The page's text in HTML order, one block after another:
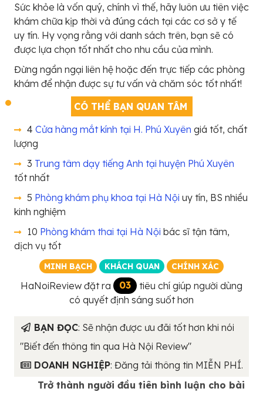
Sức khỏe là vốn quý, chính vì thế, hãy luôn ưu tiên việc
khám chữa kịp thời và đúng cách tại các cơ sở y tế
uy tín. Hy vọng rằng với danh sách trên, bạn sẽ có
được lựa chọn tốt nhất cho nhu cầu của mình.
Đừng ngần ngại liên hệ hoặc đến trực tiếp các phòng
khám để nhận được sự tư vấn và chăm sóc tốt nhất!
CÓ THỂ BẠN QUAN TÂM
4 Cửa hàng mắt kính tại H. Phú Xuyên giá tốt, chất
lượng
3 Trung tâm dạy tiếng Anh tại huyện Phú Xuyên
tốt nhất
5 Phòng khám phụ khoa tại Hà Nội uy tín, BS nhiều
kinh nghiệm
10 Phòng khám thai tại Hà Nội bác sĩ tận tâm,
dịch vụ tốt
MINH BẠCH KHÁCH QUAN CHÍNH XÁC
HaNoiReview đặt ra 03 tiêu chí giúp người dùng
có quyết định sáng suốt hơn
BẠN ĐỌC: Sẽ nhận được ưu đãi tốt hơn khi nói
"Biết đến thông tin qua Hà Nội Review"
DOANH NGHIỆP: Đăng tải thông tin MIỄN PHÍ.
Trở thành người đầu tiên bình luận cho bài